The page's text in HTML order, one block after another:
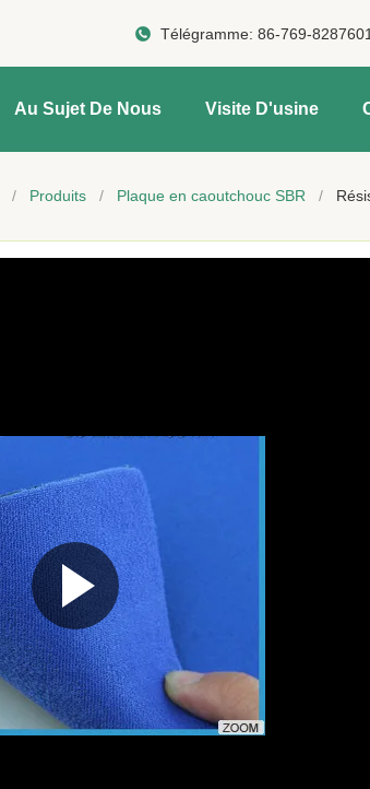
Télégramme:86-769-
Au Sujet De Nous Visite D'usine
/ Produits / Plaque en caoutchouc SBR /